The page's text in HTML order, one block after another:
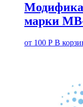
марки
от 100 Р В